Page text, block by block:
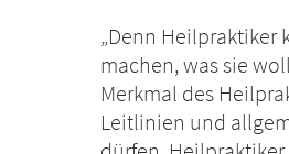
„Denn Heilpraktiker
machen, was sie
Merkmal des
Leitlinien und